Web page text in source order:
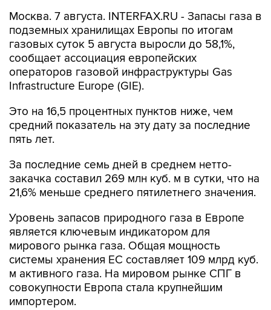
Москва. 7 августа. INTERFAX.RU - Запасы газа в
подземных хранилищах Европы по итогам
газовых суток 5 августа выросли до 58,1%,
сообщает ассоциация европейских
операторов газовой инфраструктуры Gas
Infrastructure Europe (GIE).
Это на 16,5 процентных пунктов ниже, чем
средний показатель на эту дату за последние
пять лет.
За последние семь дней в среднем нетто-
закачка составил 269 млн куб. м в сутки, что на
21,6% меньше среднего пятилетнего значения.
Уровень запасов природного газа в Европе
является ключевым индикатором для
мирового рынка газа. Общая мощность
системы хранения ЕС составляет 109 млрд куб.
м активного газа. На мировом рынке СПГ в
совокупности Европа стала крупнейшим
импортером.